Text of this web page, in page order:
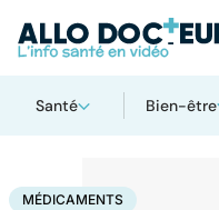
Santé Bien-être
AccueilSantéMédicaments
MÉDICAMENTS